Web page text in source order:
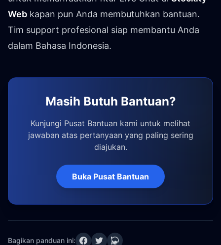
Web kapan pun Anda membutuhkan bantuan.
Tim support profesional siap membantu Anda
dalam Bahasa Indonesia.
Masih Butuh Bantuan?
Kunjungi Pusat Bantuan kami untuk melihat
jawaban atas pertanyaan yang paling sering
diajukan.
Buka Pusat Bantuan
Bagikan panduan ini: